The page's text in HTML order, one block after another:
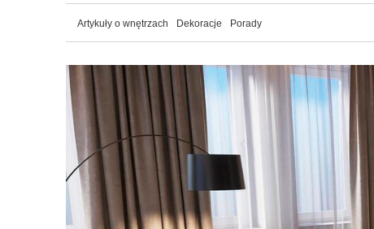
Artykuły o wnętrzach Dekoracje Porady